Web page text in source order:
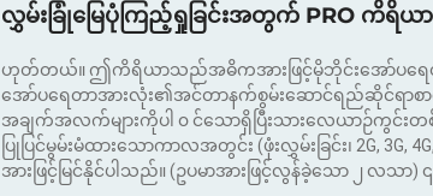
လွှမ်းခြုံမြေပုံကြည့်ရှုခြင်းအတွက် PRO ကိရိယ
ဟုတ်တယ်။ ဤကိရိယာသည်အဓိကအားဖြင့်မိုဘိုင်းအော်ပရ
အော်ပရေတာအားလုံး၏အင်တာနက်စွမ်းဆောင်ရည်ဆိုင်ရာစာရ
အချက်အလက်များကိုပါ ၀ င်သောရှိပြီးသားလေယာဉ်ကွင်
ပြုပြင်မွမ်းမံထားသောကာလအတွင်း (ဖုံးလွှမ်းခြင်း၊ 2G, 3G,
အားဖြင့်မြင်နိုင်ပါသည်။ (ဥပမာအားဖြင့်လွန်ခဲ့သော ၂ လသာ